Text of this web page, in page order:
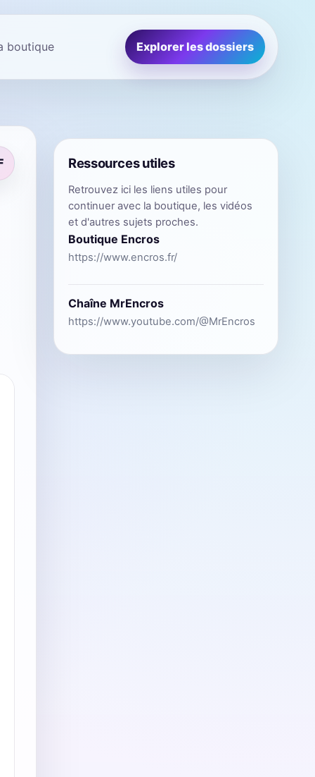
boutique Explorer les dossiers
Ressources utiles
Retrouvez ici les liens utiles pour
continuer avec la boutique, les vidéos
et d'autres sujets proches.
Boutique Encros
https://www.encros.fr/
Chaîne MrEncros
https://www.youtube.com/@MrEncros